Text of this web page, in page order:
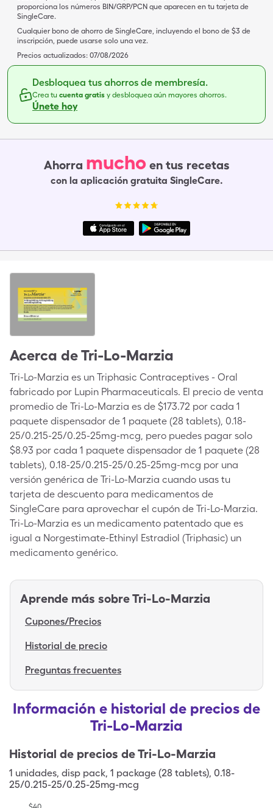
proporciona los números BIN/GRP/PCN que aparecen en tu tarjeta de
SingleCare.
Cualquier bono de ahorro de SingleCare, incluyendo el bono de $3 de
inscripción, puede usarse solo una vez.
Precios actualizados: 07/08/2026
Desbloquea tus ahorros de membresía.
Crea tu cuenta gratis y desbloquea aún mayores ahorros.
Únete hoy
Ahorra mucho en tus recetas
con la aplicación gratuita SingleCare.
Acerca deTri-Lo-Marzia
Tri-Lo-Marzia es un Triphasic Contraceptives - Oral
fabricado por Lupin Pharmaceuticals. El precio de venta
promedio de Tri-Lo-Marzia es de $173.72 por cada 1
paquete dispensador de 1 paquete (28 tablets), 0.18-
25/0.215-25/0.25-25mg-mcg, pero puedes pagar solo
$8.93 por cada 1 paquete dispensador de 1 paquete (28
tablets), 0.18-25/0.215-25/0.25-25mg-mcg por una
versión genérica de Tri-Lo-Marzia cuando usas tu
tarjeta de descuento para medicamentos de
SingleCare para aprovechar el cupón de Tri-Lo-Marzia.
Tri-Lo-Marzia es un medicamento patentado que es
igual a Norgestimate-Ethinyl Estradiol (Triphasic) un
medicamento genérico.
Aprende más sobreTri-Lo-Marzia
Cupones/Precios
Historial de precio
Preguntas frecuentes
Información e historial de precios de
Tri-Lo-Marzia
Historial de precios deTri-Lo-Marzia
1 unidades, disp pack, 1 package (28 tablets), 0.18-
25/0.215-25/0.25-25mg-mcg